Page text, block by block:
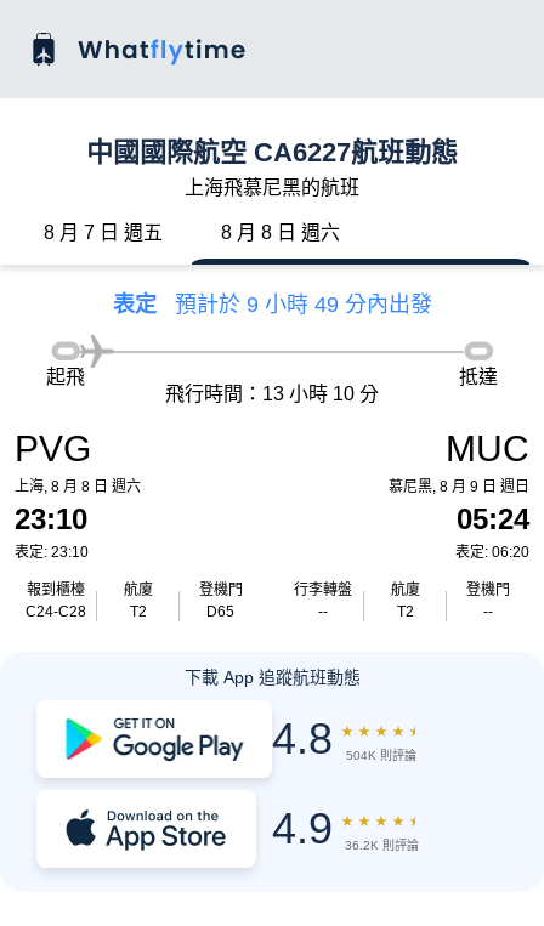
中國國際航空 CA6227航班動態
上海飛慕尼黑的航班
8 月 7 日 週五 8 月 8 日 週六
表定 預計於 9 小時 49 分內出發
PVG
上海, 8 月 8 日 週六
23:10
表定: 23:10
報到櫃檯
C24-C28
航廈
T2
登機門
D65
起飛
飛行時間：13 小時 10 分
抵達
MUC
慕尼黑, 8 月 9 日 週日
05:24
表定: 06:20
行李轉盤
--
航廈
T2
登機門
--
下載 App 追蹤航班動態
4.8 ★ ★ ★ ★ ★
504K 則評論
4.9 ★ ★ ★ ★ ★
36.2K 則評論